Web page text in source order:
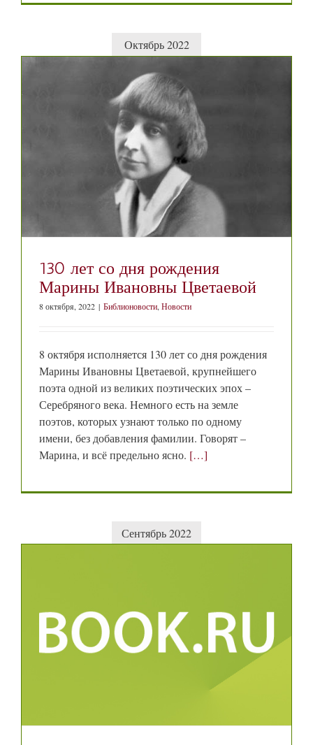
Октябрь 2022
130 лет со дня рождения
Марины Ивановны Цветаевой
8 октября, 2022 | Библионовости, Новости
8 октября исполняется 130 лет со дня рождения
Марины Ивановны Цветаевой, крупнейшего
поэта одной из великих поэтических эпох –
Серебряного века. Немного есть на земле
поэтов, которых узнают только по одному
имени, без добавления фамилии. Говорят –
Марина, и всё предельно ясно. […]
Сентябрь 2022